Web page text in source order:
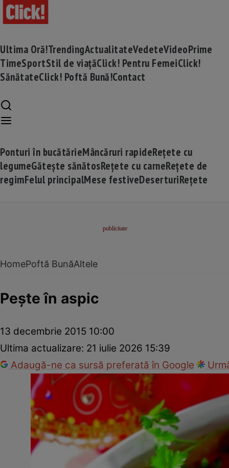
Ultima Oră!TrendingActualitateVedeteVideoPrime
TimeSportStil de viațăClick! Pentru FemeiClick!
SănătateClick! Poftă Bună!Contact
Ponturi în bucătărieMâncăruri rapideRețete cu
legumeGătește sănătosRețete cu carneRețete de
regimFelul principalMese festiveDeserturiRețete
HomePoftă BunăAltele
Peşte în aspic
13 decembrie 2015 10:00
Ultima actualizare: 21 iulie 2026 15:39
Adaugă-ne ca sursă preferată în Google